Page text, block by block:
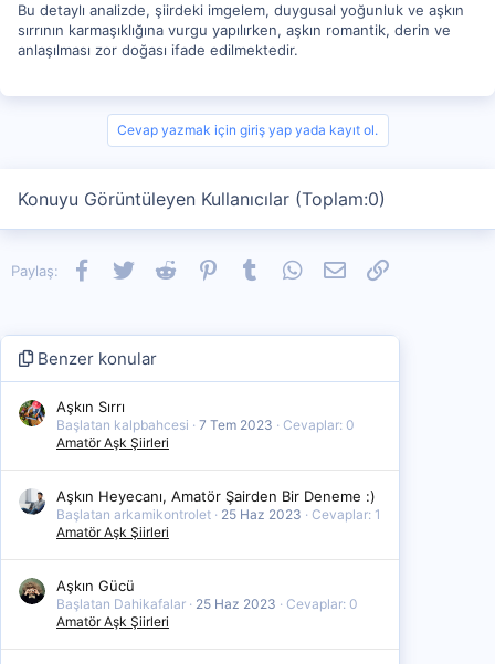
Bu detaylı analizde, şiirdeki imgelem, duygusal yoğunluk ve aşkın
sırrının karmaşıklığına vurgu yapılırken, aşkın romantik, derin ve
anlaşılması zor doğası ifade edilmektedir.
Cevap yazmak için giriş yap yada kayıt ol.
Konuyu Görüntüleyen Kullanıcılar (Toplam:0)
Paylaş: Facebook
TwitterReddit PinterestTumblrWhatsApp
E-postaLink
Benzer konular
Aşkın Sırrı
Başlatan kalpbahcesi 7 Tem 2023
Cevaplar: 0
Amatör Aşk Şiirleri
Aşkın Heyecanı, Amatör Şairden Bir Deneme :)
Başlatan arkamikontrolet 25 Haz 2023
Cevaplar: 1
Amatör Aşk Şiirleri
Aşkın Gücü
Başlatan Dahikafalar 25 Haz 2023
Cevaplar: 0
Amatör Aşk Şiirleri